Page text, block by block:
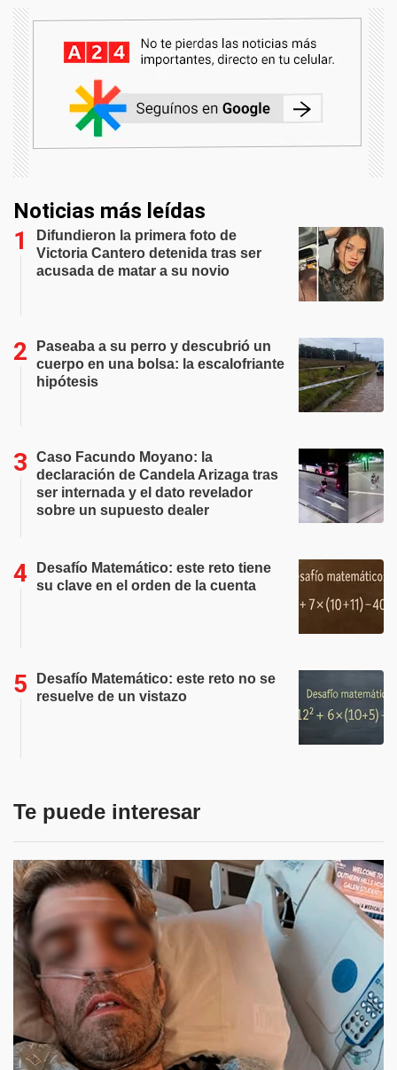
Noticias más leídas
Difundieron la primera foto de
Victoria Cantero detenida tras ser
acusada de matar a su novio
Paseaba a su perro y descubrió un
cuerpo en una bolsa: la escalofriante
hipótesis
Caso Facundo Moyano: la
declaración de Candela Arizaga tras
ser internada y el dato revelador
sobre un supuesto dealer
Desafío Matemático: este reto tiene
su clave en el orden de la cuenta
Desafío Matemático: este reto no se
resuelve de un vistazo
Te puede interesar